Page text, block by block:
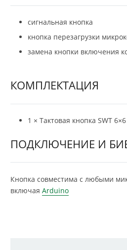
сигнальная кнопка
кнопка перезагрузки
замена кнопки включения
КОМПЛЕКТАЦИЯ
1 × Тактовая кнопка SWT
ПОДКЛЮЧЕНИЕ И
Кнопка совместима с любыми
включая Arduino